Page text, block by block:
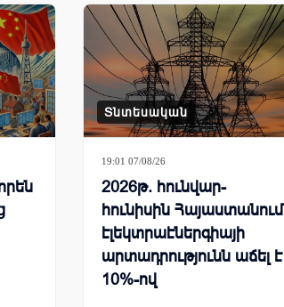
Տնտեսական
19:01 07/08/26
2026թ. հունվար-
հունիսին Հայաստանում
էլեկտրաէներգիայի
արտադրությունն աճել է
10%-ով